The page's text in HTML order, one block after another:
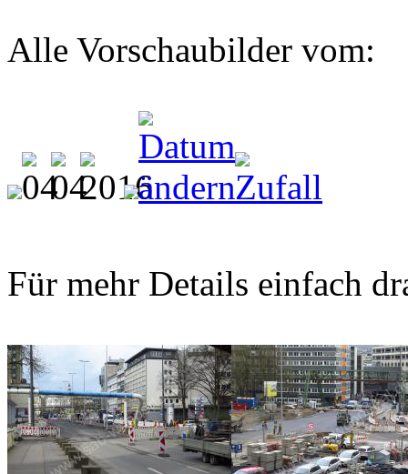
Alle Vorschaubilder vom:
Für mehr Details einfach